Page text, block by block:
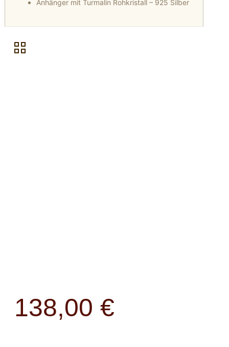
Anhänger mit Turmalin Rohkristall – 925 Silber
138,00 €